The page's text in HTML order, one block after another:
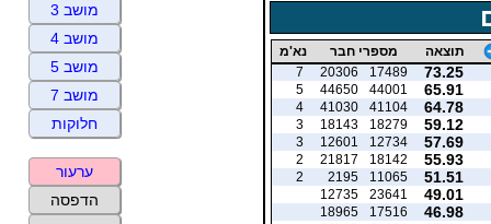
תוצאה מספרי חבר נא'מ
73.25
17489
20306
7
65.91
44001
44650
5
64.78
41104
41030
4
59.12
18279
18143
3
57.69
12734
12601
3
55.93
18142
21817
2
51.51
11065
2195
2
49.01
23641
12735
46.98
17516
18965
מושב 3
מושב 4
מושב 5
מושב 7
חלוקות
ערעור
הדפסה